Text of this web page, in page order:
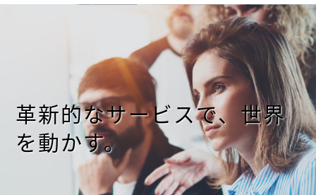
革新的なサービスで、世界
を動かす。